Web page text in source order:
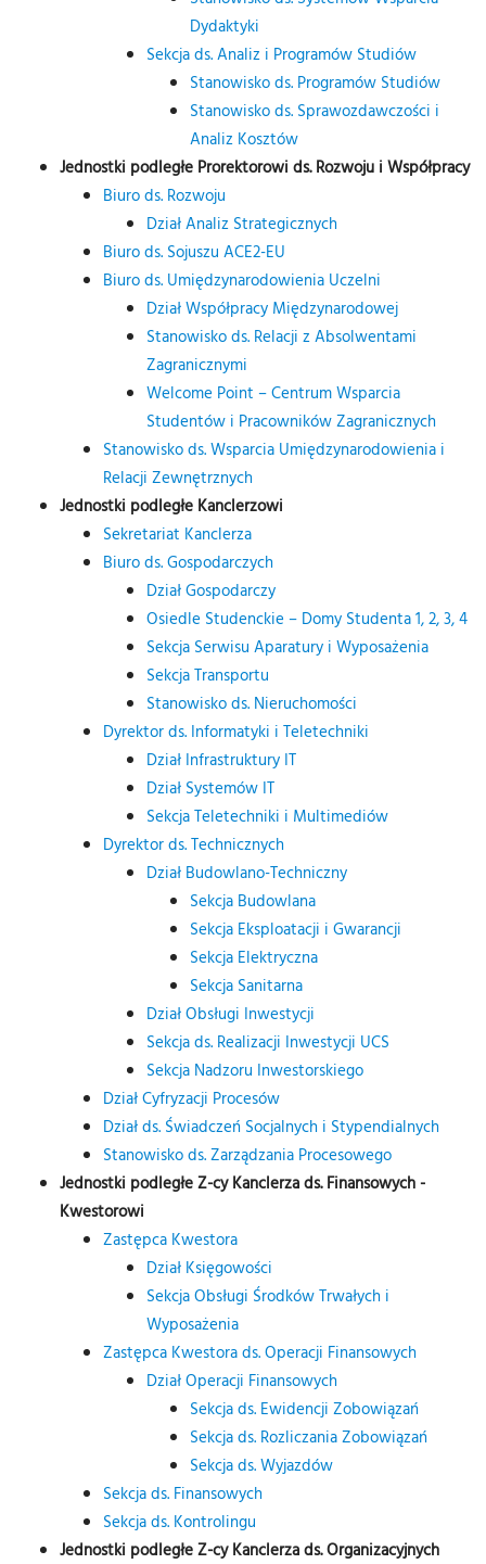
Dydaktyki
Sekcja ds. Analiz i Programów Studiów
Stanowisko ds. Programów Studiów
Stanowisko ds. Sprawozdawczości i
Analiz Kosztów
Jednostki podległe Prorektorowi ds. Rozwoju i Współpracy
Biuro ds. Rozwoju
Dział Analiz Strategicznych
Biuro ds. Sojuszu ACE2-EU
Biuro ds. Umiędzynarodowienia Uczelni
Dział Współpracy Międzynarodowej
Stanowisko ds. Relacji z Absolwentami
Zagranicznymi
Welcome Point – Centrum Wsparcia
Studentów i Pracowników Zagranicznych
Stanowisko ds. Wsparcia Umiędzynarodowienia i
Relacji Zewnętrznych
Jednostki podległe Kanclerzowi
Sekretariat Kanclerza
Biuro ds. Gospodarczych
Dział Gospodarczy
Osiedle Studenckie – Domy Studenta 1, 2, 3, 4
Sekcja Serwisu Aparatury i Wyposażenia
Sekcja Transportu
Stanowisko ds. Nieruchomości
Dyrektor ds. Informatyki i Teletechniki
Dział Infrastruktury IT
Dział Systemów IT
Sekcja Teletechniki i Multimediów
Dyrektor ds. Technicznych
Dział Budowlano-Techniczny
Sekcja Budowlana
Sekcja Eksploatacji i Gwarancji
Sekcja Elektryczna
Sekcja Sanitarna
Dział Obsługi Inwestycji
Sekcja ds. Realizacji Inwestycji UCS
Sekcja Nadzoru Inwestorskiego
Dział Cyfryzacji Procesów
Dział ds. Świadczeń Socjalnych i Stypendialnych
Stanowisko ds. Zarządzania Procesowego
Jednostki podległe Z-cy Kanclerza ds. Finansowych -
Kwestorowi
Zastępca Kwestora
Dział Księgowości
Sekcja Obsługi Środków Trwałych i
Wyposażenia
Zastępca Kwestora ds. Operacji Finansowych
Dział Operacji Finansowych
Sekcja ds. Ewidencji Zobowiązań
Sekcja ds. Rozliczania Zobowiązań
Sekcja ds. Wyjazdów
Sekcja ds. Finansowych
Sekcja ds. Kontrolingu
Jednostki podległe Z-cy Kanclerza ds. Organizacyjnych